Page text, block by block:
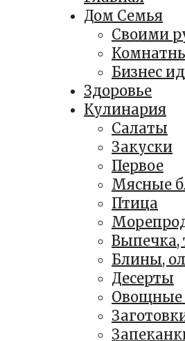
Дом Семья
Своими
Бизнес
Здоровье
Кулинария
Салаты
Закуски
Первое
Мясные
Птица
Выпечка,
Блины,
Десерты
Овощные